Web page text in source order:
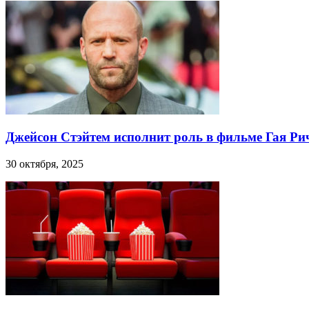
Джейсон Стэйтем исполнит роль в фильме Гая
30 октября, 2025